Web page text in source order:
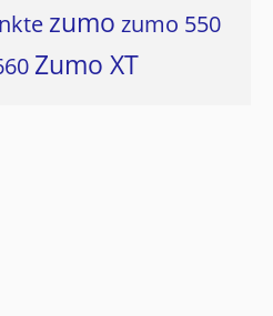
zumo zumo 550
Zumo XT